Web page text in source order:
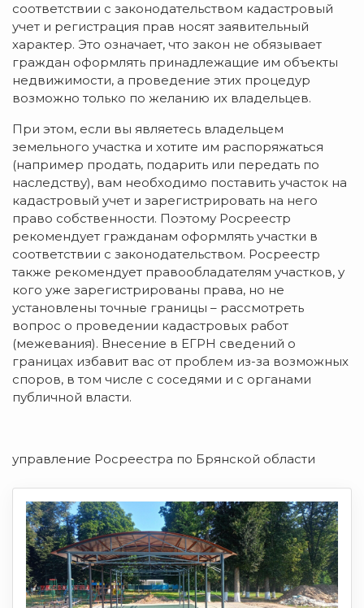
соответствии с законодательством кадастровый
учет и регистрация прав носят заявительный
характер. Это означает, что закон не обязывает
граждан оформлять принадлежащие им объекты
недвижимости, а проведение этих процедур
возможно только по желанию их владельцев.
При этом, если вы являетесь владельцем
земельного участка и хотите им распоряжаться
(например продать, подарить или передать по
наследству), вам необходимо поставить участок на
кадастровый учет и зарегистрировать на него
право собственности. Поэтому Росреестр
рекомендует гражданам оформлять участки в
соответствии с законодательством. Росреестр
также рекомендует правообладателям участков, у
кого уже зарегистрированы права, но не
установлены точные границы – рассмотреть
вопрос о проведении кадастровых работ
(межевания). Внесение в ЕГРН сведений о
границах избавит вас от проблем из-за возможных
споров, в том числе с соседями и с органами
публичной власти.
управление Росреестра по Брянской области